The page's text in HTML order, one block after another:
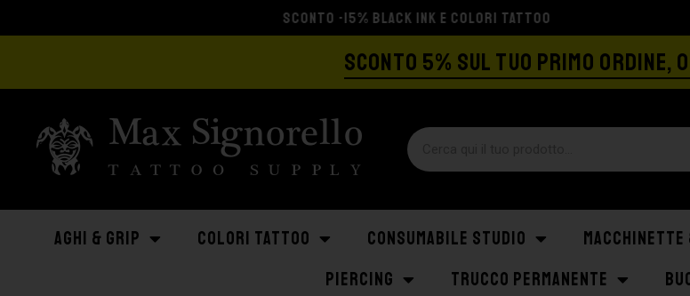
SPEDIZIONE GRATIS A PARTIRE DA
SCONTO 5% SUL TUO PRIMO ORDINE,
AGHI & GRIP COLORI TATTOO CONSUMABILE STUDIO
PIERCING
TRUCCO PERMANENTE